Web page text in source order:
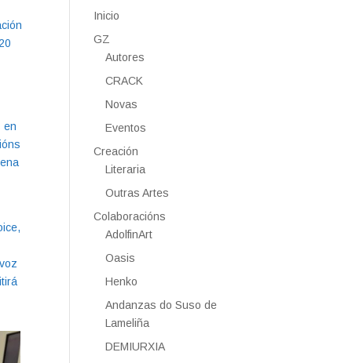
en
Inicio
GZ
Autores
CRACK
Novas
Eventos
Creación
Literaria
Outras Artes
Colaboracións
AdolfinArt
Oasis
Henko
Andanzas do Suso de
Lameliña
DEMIURXIA